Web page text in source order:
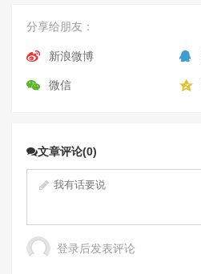
分享给朋友：
新浪微博
微信
文章评论(0)
登录后发表评论